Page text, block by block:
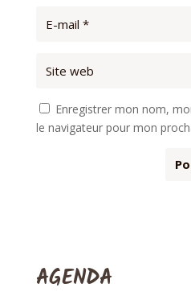
Enregistrer mon nom,
le navigateur pour mon
AGENDA